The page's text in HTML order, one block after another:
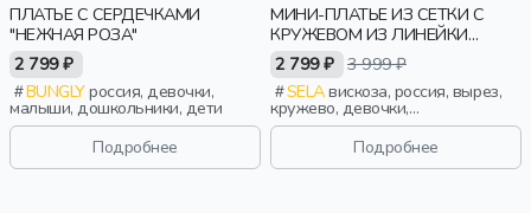
ПЛАТЬЕ С СЕРДЕЧКАМИ
"НЕЖНАЯ РОЗА"
2 799 ₽
BUNGLYроссия, девочки,
малыши, дошкольники, дети
Подробнее
МИНИ-ПЛАТЬЕ ИЗ СЕТКИ С
КРУЖЕВОМ ИЗ ЛИНЕЙКИ
YOUNG
2 799 ₽ 3 999 ₽
SELAвискоза, россия, вырез,
кружево, девочки,
старшеклассники, дети
Подробнее